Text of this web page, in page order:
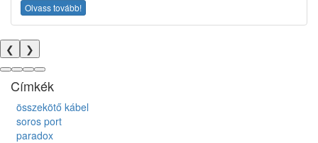
Olvass tovább!
❮ ❯
Címkék
összekötő kábel
soros port
paradox